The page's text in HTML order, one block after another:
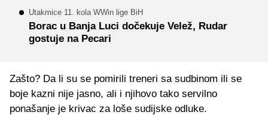
Utakmice 11. kola WWin lige BiH
Borac u Banja Luci dočekuje Velež, Rudar
gostuje na Pecari
Zašto? Da li su se pomirili treneri sa sudbinom ili se
boje kazni nije jasno, ali i njihovo tako servilno
ponašanje je krivac za loše sudijske odluke.